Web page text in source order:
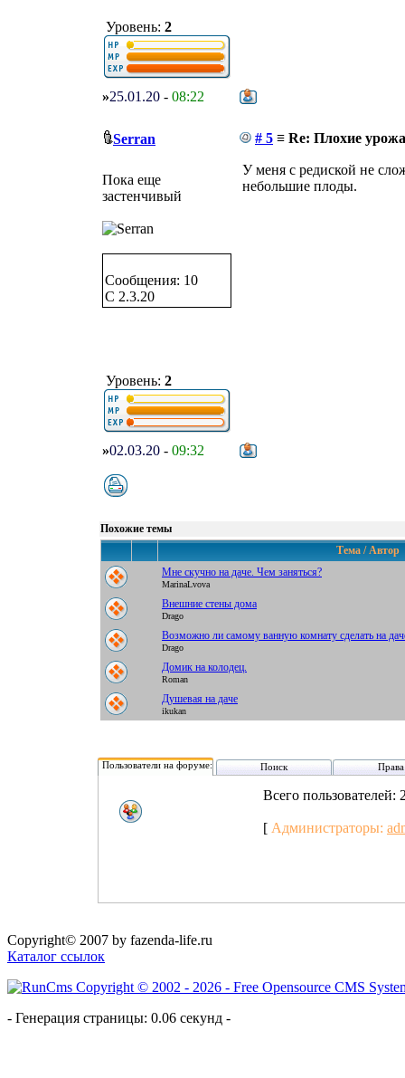
Уровень: 2
»25.01.20 - 08:22
Serran # 5 ≡ Re: Плохие
Пока еще
застенчивый
Сообщения: 10
C 2.3.20
Уровень: 2
У меня с редиской не
небольшие плоды.
»02.03.20 - 09:32
Похожие темы
Тема / Автор
Мне скучно на даче. Чем заняться?
MarinaLvova
Внешние стены дома
Drago
Возможно ли самому ванную комнату сделать на
Drago
Домик на колодец.
Roman
Душевая на даче
ikukan
Пользователи на форуме: Поиск Права
Всего пользователей:
[ Администраторы:
Copyright© 2007 by fazenda-life.ru
Каталог ссылок
- Генерация страницы: 0.06 секунд -